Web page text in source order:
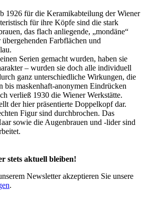
1926 für die Keramikabteilung der Wiener
für ihre Köpfe sind die stark
das flach anliegende, „mondäne“
Farbflächen und
Serien gemacht wurden, haben sie
– wurden sie doch alle individuell
ganz unterschiedliche Wirkungen, die
bis maskenhaft-anonymen Eindrücken
verließ 1930 die Wiener Werkstätte.
der hier präsentierte Doppelkopf dar.
Figur sind durchbrochen. Das
sowie die Augenbrauen und -lider sind
stets aktuell bleiben!
Newsletter akzeptieren Sie unsere
.